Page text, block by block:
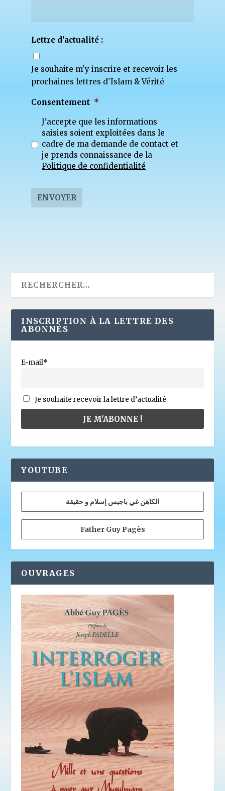
Lettre d'actualité :
Je souhaite m'y inscrire et recevoir les
prochaines lettres d'Islam & Vérité
Consentement *
J'accepte que les informations
saisies soient exploitées dans le
cadre de ma demande de contact et
je prends connaissance de la
Politique de confidentialité
ENVOYER
INSCRIPTION À LA LETTRE DES
ABONNÉS
E-mail*
Je souhaite recevoir la lettre d’actualité
YOUTUBE
الكاهن غي باجيس إسلام و حقيقة
Father Guy Pagès
OUVRAGES